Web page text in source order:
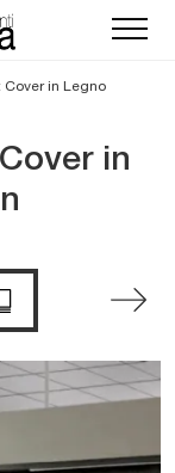
Cover in Legno
in